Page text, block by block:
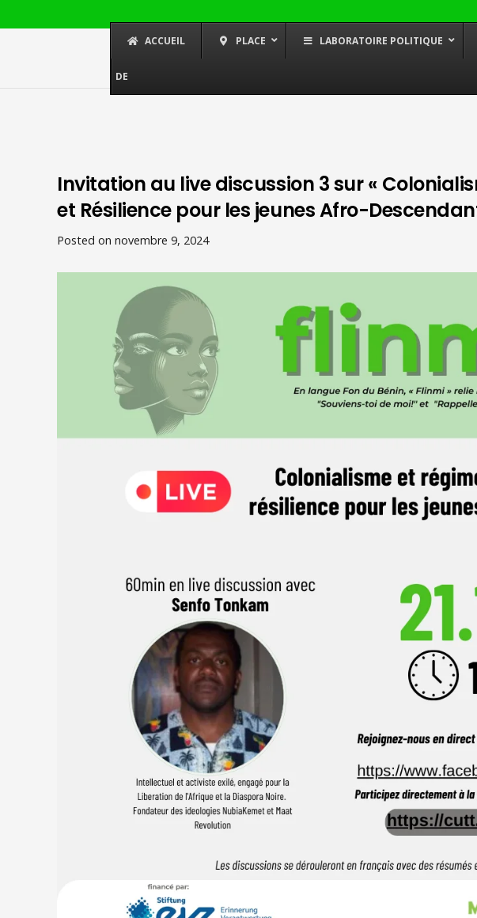
ACCUEIL PLACE LABORATOIRE POLITIQUE
DE
Invitation au live discussion 3 sur «
et Résilience pour les jeunes Afro-
Posted on novembre 9, 2024